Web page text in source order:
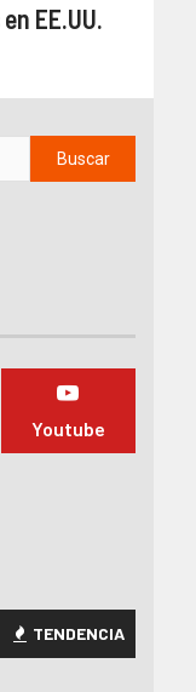
EE.UU.
Youtube
TENDENCIA